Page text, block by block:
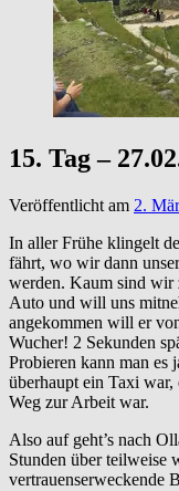
15. Tag –
Veröffentlicht am 2.
In aller Frühe klingelt
fährt, wo wir dann
werden. Kaum sind wir
Auto und will uns
angekommen will er
Wucher! 2 Sekunden
Probieren kann man es
überhaupt ein Taxi war,
Weg zur Arbeit war.
Also auf geht’s nach
Stunden über teilweise
vertrauenserweckende